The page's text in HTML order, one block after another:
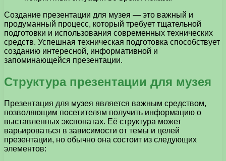
Создание презентации для музея — это важный и
продуманный процесс, который требует тщательной
подготовки и использования современных технических
средств. Успешная техническая подготовка способствует
созданию интересной, информативной и
запоминающейся презентации.
Структура презентации для музея
Презентация для музея является важным средством,
позволяющим посетителям получить информацию о
выставленных экспонатах. Её структура может
варьироваться в зависимости от темы и целей
презентации, но обычно она состоит из следующих
элементов: